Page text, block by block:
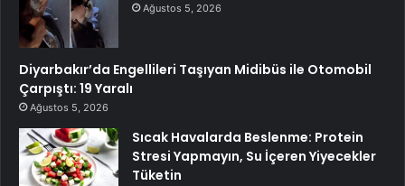
Ağustos 5, 2026
Diyarbakır’da Engellileri Taşıyan Midibüs ile Otomobil
Çarpıştı: 19 Yaralı
Ağustos 5, 2026
Sıcak Havalarda Beslenme: Protein
Stresi Yapmayın, Su İçeren Yiyecekler
Tüketin